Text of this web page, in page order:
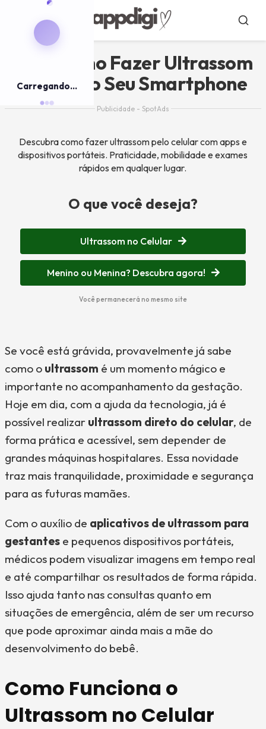
Carregando...
Menu
Veja Como Fazer Ultrassom
Direto do Seu Smartphone
Publicidade - SpotAds
Descubra como fazer ultrassom pelo celular com apps e
dispositivos portáteis. Praticidade, mobilidade e exames
rápidos em qualquer lugar.
O que você deseja?
Ultrassom no Celular
Menino ou Menina? Descubra agora!
Você permanecerá no mesmo site
Se você está grávida, provavelmente já sabe
como o ultrassom é um momento mágico e
importante no acompanhamento da gestação.
Hoje em dia, com a ajuda da tecnologia, já é
possível realizar ultrassom direto do celular, de
forma prática e acessível, sem depender de
grandes máquinas hospitalares. Essa novidade
traz mais tranquilidade, proximidade e segurança
para as futuras mamães.
Com o auxílio de aplicativos de ultrassom para
gestantes e pequenos dispositivos portáteis,
médicos podem visualizar imagens em tempo real
e até compartilhar os resultados de forma rápida.
Isso ajuda tanto nas consultas quanto em
situações de emergência, além de ser um recurso
que pode aproximar ainda mais a mãe do
desenvolvimento do bebê.
Como Funciona o
Ultrassom no Celular